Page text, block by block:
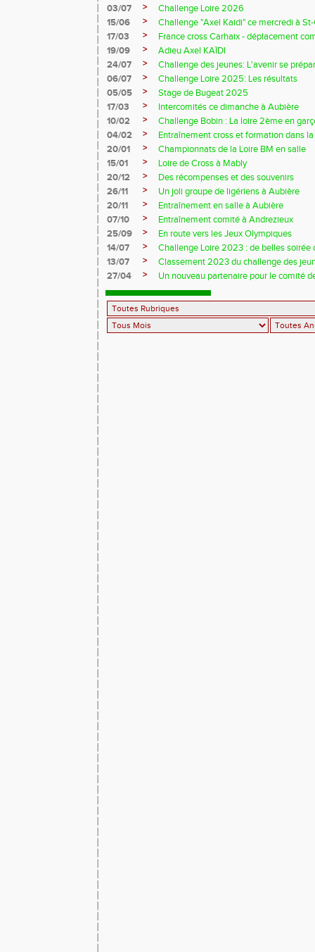
03/07 >
Challenge Loire 2026
15/06
>
Challenge "Axel Kaidi" ce mercredi à
17/03
>
France cross Carhaix - déplacement
19/09
>
Adieu Axel KAÏDI
24/07
>
Challenge des jeunes: L'avenir se
06/07
>
Challenge Loire 2025: Les résultats
05/05
>
Stage de Bugeat 2025
17/03
>
Intercomités ce dimanche à Aubière
10/02
>
Challenge Bobin : La loire 2ème en
04/02
>
Entraînement cross et formation dans
20/01
>
Championnats de la Loire BM en salle
15/01
>
Loire de Cross à Mably
20/12
>
Des récompenses et des souvenirs
26/11
>
Un joli groupe de ligériens à Aubière
20/11
>
Entraînement en salle à Aubière
07/10
>
Entraînement comité à Andrezieux
25/09
>
En route vers les Jeux Olympiques
14/07
>
Challenge Loire 2023 : de belles soirée
13/07
>
Classement 2023 du challenge des
27/04
> Un nouveau partenaire pour le comité